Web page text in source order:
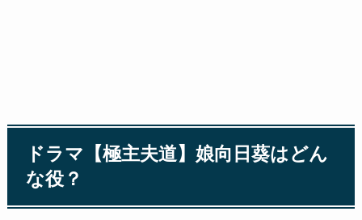
ドラマ【極主夫道】娘向日葵はどん
な役？